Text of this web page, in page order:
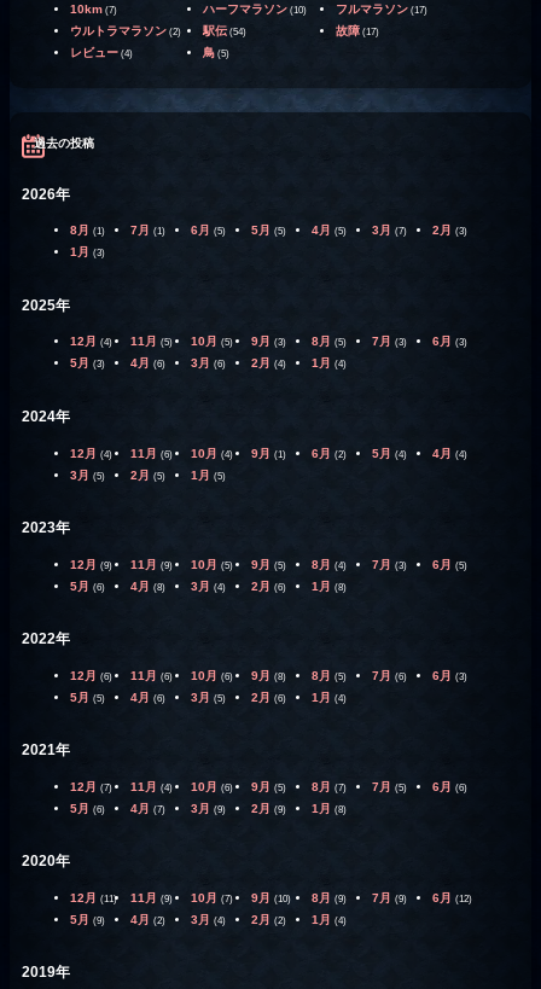
10km (7) ハーフマラソン (10) フルマラソン (17)
ウルトラマラソン (2) 駅伝 (54) 故障 (17)
レビュー (4) 鳥 (5)
過去の投稿
2026年
8月 (1) 7月 (1) 6月 (5) 5月 (5) 4月 (5) 3月 (7) 2月 (3)
1月 (3)
2025年
12月 (4) 11月 (5) 10月 (5) 9月 (3) 8月 (5) 7月 (3) 6月 (3)
5月 (3) 4月 (6) 3月 (6) 2月 (4) 1月 (4)
2024年
12月 (4) 11月 (6) 10月 (4) 9月 (1) 6月 (2) 5月 (4) 4月 (4)
3月 (5) 2月 (5) 1月 (5)
2023年
12月 (9) 11月 (9) 10月 (5) 9月 (5) 8月 (4) 7月 (3) 6月 (5)
5月 (6) 4月 (8) 3月 (4) 2月 (6) 1月 (8)
2022年
12月 (6) 11月 (6) 10月 (6) 9月 (8) 8月 (5) 7月 (6) 6月 (3)
5月 (5) 4月 (6) 3月 (5) 2月 (6) 1月 (4)
2021年
12月 (7) 11月 (4) 10月 (6) 9月 (5) 8月 (7) 7月 (5) 6月 (6)
5月 (6) 4月 (7) 3月 (9) 2月 (9) 1月 (8)
2020年
12月 (11) 11月 (9) 10月 (7) 9月 (10) 8月 (9) 7月 (9) 6月 (12)
5月 (9) 4月 (2) 3月 (4) 2月 (2) 1月 (4)
2019年